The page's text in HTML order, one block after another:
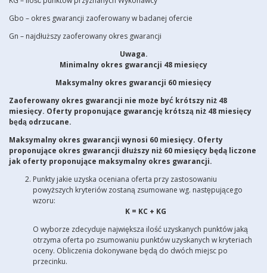
Gbo – okres gwarancji zaoferowany w badanej ofercie
Gn – najdłuższy zaoferowany okres gwarancji
Uwaga.
Minimalny okres gwarancji 48 miesięcy
Maksymalny okres gwarancji 60 miesięcy
Zaoferowany okres gwarancji nie może być krótszy niż 48
miesięcy. Oferty proponujące gwarancję krótszą niż 48 miesięcy
będą odrzucane.
Maksymalny okres gwarancji wynosi 60 miesięcy. Oferty
proponujące okres gwarancji dłuższy niż 60 miesięcy będą liczone
jak oferty proponujące maksymalny okres gwarancji.
Punkty jakie uzyska oceniana oferta przy zastosowaniu
powyższych kryteriów zostaną zsumowane wg. następującego
wzoru:
K = KC + KG
O wyborze zdecyduje największa ilość uzyskanych punktów jaką
otrzyma oferta po zsumowaniu punktów uzyskanych w kryteriach
oceny. Obliczenia dokonywane będą do dwóch miejsc po
przecinku.